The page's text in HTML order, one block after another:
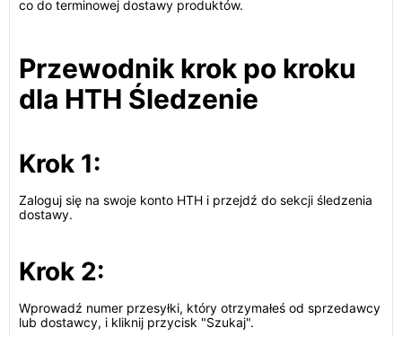
co do terminowej dostawy produktów.
Przewodnik krok po kroku
dla HTH Śledzenie
Krok 1:
Zaloguj się na swoje konto HTH i przejdź do sekcji śledzenia
dostawy.
Krok 2:
Wprowadź numer przesyłki, który otrzymałeś od sprzedawcy
lub dostawcy, i kliknij przycisk "Szukaj".